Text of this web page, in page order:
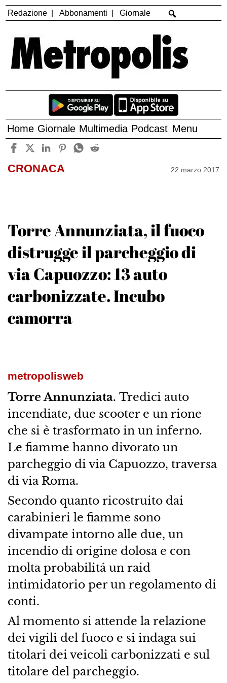
Redazione Abbonamenti Giornale
Home Giornale Multimedia Podcast Menu
CRONACA 22 marzo 2017
Torre Annunziata, il fuoco
distrugge il parcheggio di
via Capuozzo: 13 auto
carbonizzate. Incubo
camorra
metropolisweb
Torre Annunziata. Tredici auto
incendiate, due scooter e un rione
che si è trasformato in un inferno.
Le fiamme hanno divorato un
parcheggio di via Capuozzo, traversa
di via Roma.
Secondo quanto ricostruito dai
carabinieri le fiamme sono
divampate intorno alle due, un
incendio di origine dolosa e con
molta probabilitá un raid
intimidatorio per un regolamento di
conti.
Al momento si attende la relazione
dei vigili del fuoco e si indaga sui
titolari dei veicoli carbonizzati e sul
titolare del parcheggio.